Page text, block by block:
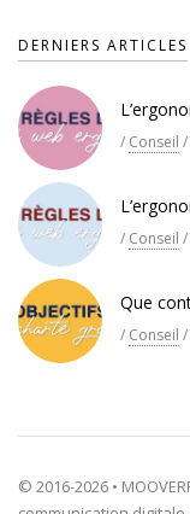
DERNIERS ARTICLES
/ Conseil /
/ Conseil /
Que
/ Conseil /
© 2016-2026 •